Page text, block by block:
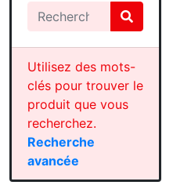
Utilisez des mots-
clés pour trouver le
produit que vous
recherchez.
Recherche
avancée